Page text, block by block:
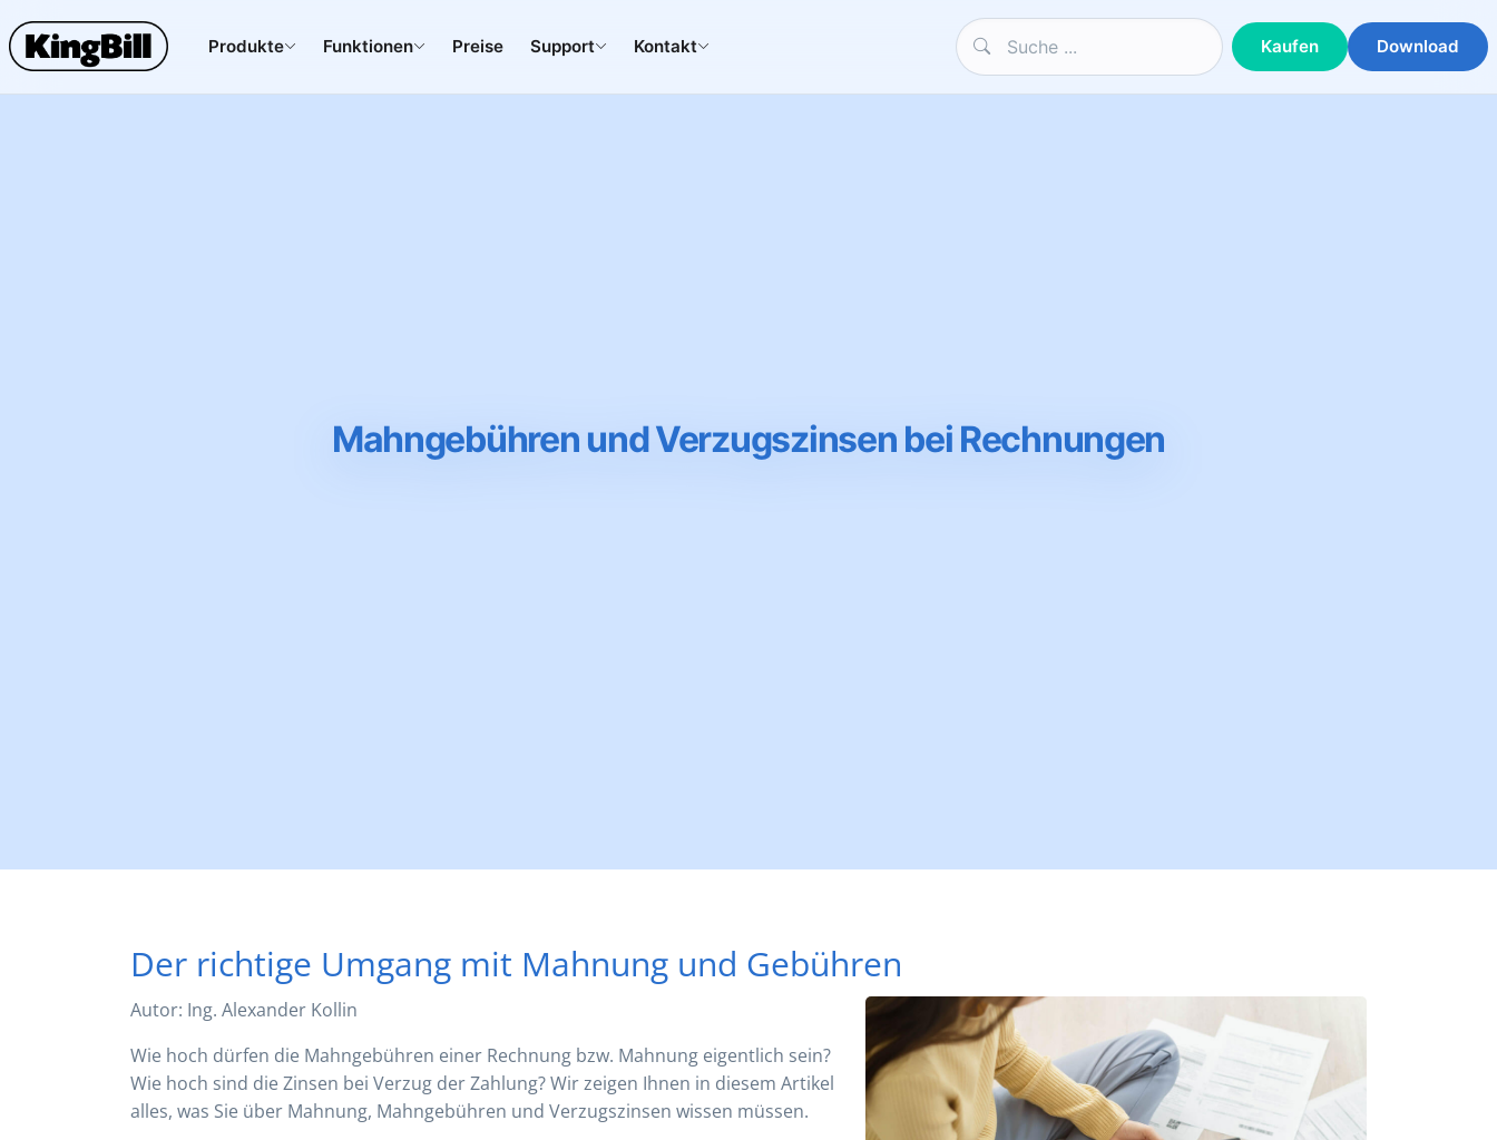
Produkte Funktionen Preise Support Kontakt Kaufen Download
Mahngebühren und Verzugszinsen bei Rechnungen
Der richtige Umgang mit Mahnung und Gebühren
Autor: Ing. Alexander Kollin
Wie hoch dürfen die Mahngebühren einer Rechnung bzw. Mahnung eigentlich sein?
Wie hoch sind die Zinsen bei Verzug der Zahlung? Wir zeigen Ihnen in diesem Artikel
alles, was Sie über Mahnung, Mahngebühren und Verzugszinsen wissen müssen.